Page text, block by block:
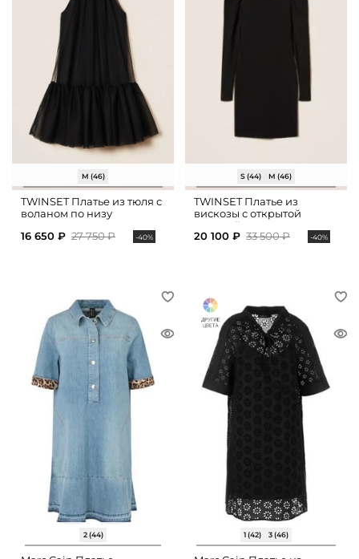
M (46)
TWINSET Платье из тюля с
воланом по низу
16 650 ₽ 27 750 ₽ -40%
S (44) M (46)
TWINSET Платье из
вискозы с открытой
спинкой
20 100 ₽ 33 500 ₽ -40%
2 (44) 1 (42) 3 (46)